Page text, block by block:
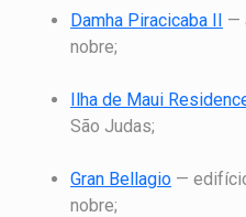
Damha Piracicaba II —
nobre;
Ilha de Maui
São Judas;
Gran Bellagio —
nobre;